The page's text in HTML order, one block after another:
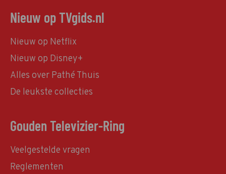
Nieuw op TVgids.nl
Nieuw op Netflix
Nieuw op Disney+
Alles over Pathé Thuis
De leukste collecties
Gouden Televizier-Ring
Veelgestelde vragen
Reglementen